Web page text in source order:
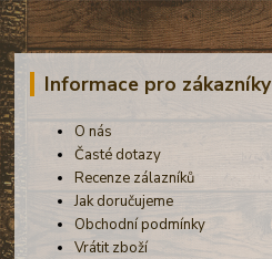
Informace pro zákazníky
O nás
Časté dotazy
Recenze zálazníků
Jak doručujeme
Obchodní podmínky
Vrátit zboží